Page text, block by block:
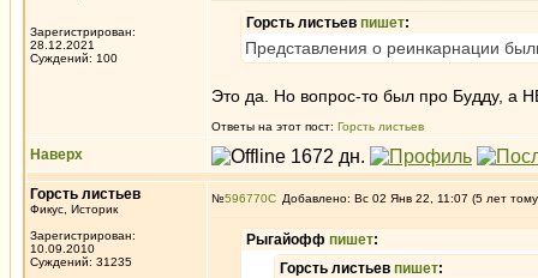
Зарегистрирован:
28.12.2021
Суждений: 100
Горсть листьев пишет:
Представления о реинкарнации
Это да. Но вопрос-то был про Будду, а
Ответы на этот пост: Горсть листьев
Наверх
Горсть листьев
Фикус, Историк
Зарегистрирован:
10.09.2010
Суждений: 31235
№596770 Добавлено: Вс 02 Янв 22, 11:07 (5 лет
Рыгайофф пишет:
Горсть листьев пишет: